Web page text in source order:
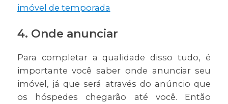
imóvel de temporada
4. Onde anunciar
Para completar a qualidade disso tudo, é
importante você saber onde anunciar seu
imóvel, já que será através do anúncio que
os hóspedes chegarão até você. Então